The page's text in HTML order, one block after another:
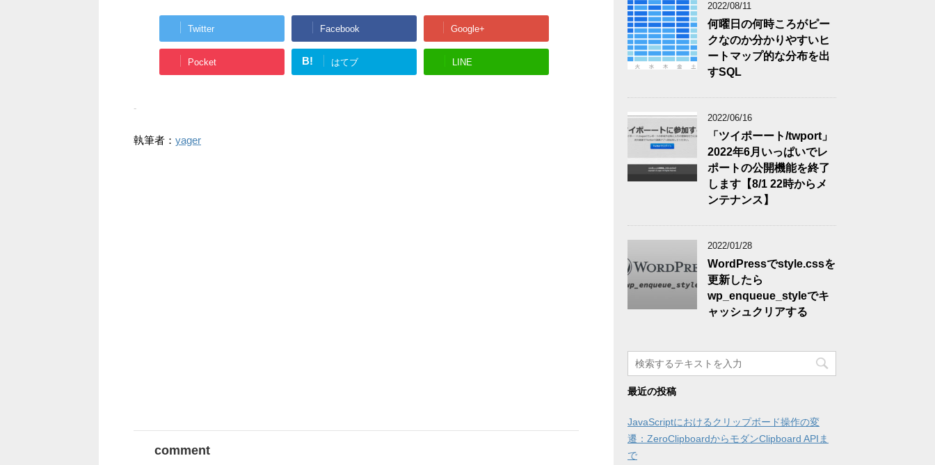
Twitter Facebook Google+
Pocket B! はてブ LINE
-
執筆者： yager
comment
2022/08/11
何曜日の何時ころがピー
クなのか分かりやすいヒ
ートマップ的な分布を出
すSQL
2022/06/16
「ツイポーート/twport」
2022年6月いっぱいでレ
ポートの公開機能を終了
します【8/1 22時からメ
ンテナンス】
2022/01/28
WordPressでstyle.cssを
更新したら
wp_enqueue_styleでキ
ャッシュクリアする
最近の投稿
JavaScriptにおけるクリップボード操作の変
遷：ZeroClipboardからモダンClipboard APIま
で